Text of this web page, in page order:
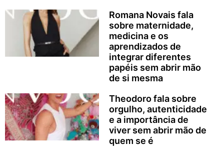
Romana Novais fala
sobre maternidade,
medicina e os
aprendizados de
integrar diferentes
papéis sem abrir mão
de si mesma
Theodoro fala sobre
orgulho, autenticidade
e a importância de
viver sem abrir mão de
quem se é